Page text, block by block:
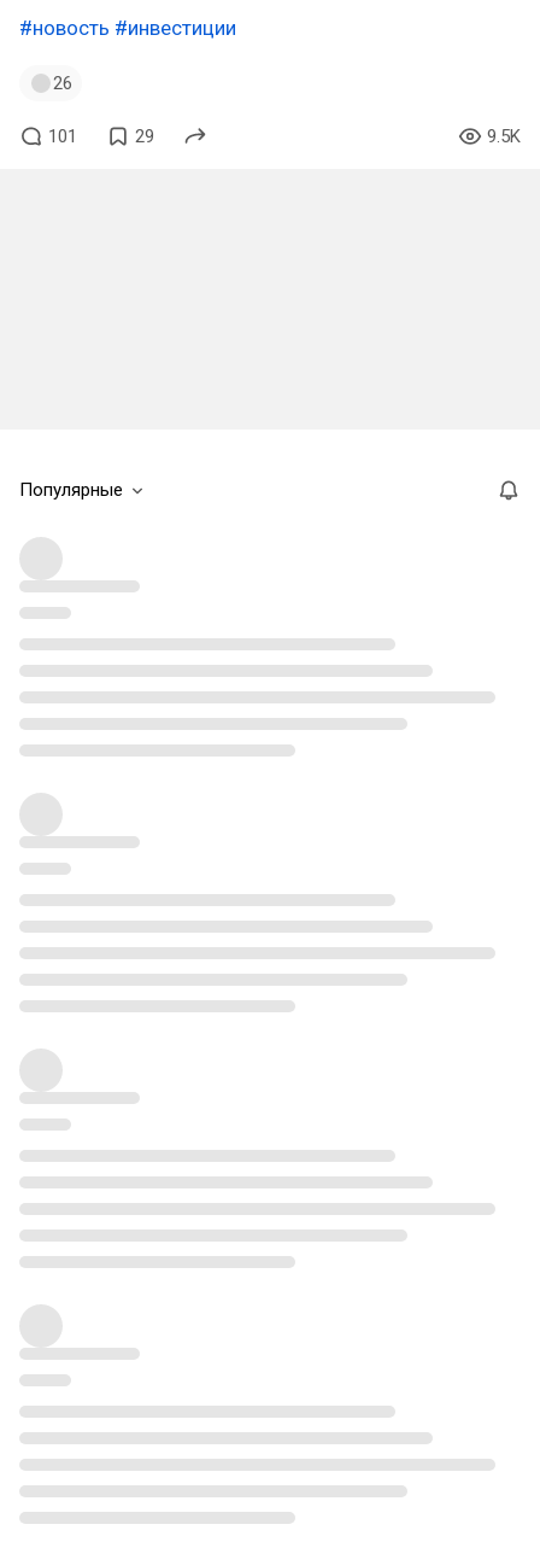
#новость #инвестиции
26
101 29 9.5K
Популярные